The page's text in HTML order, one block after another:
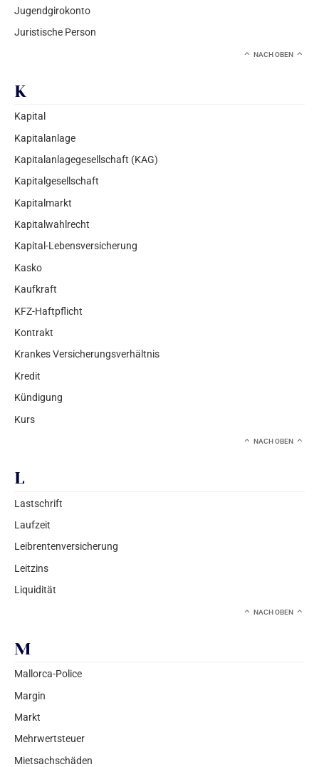
Jugendgirokonto
Juristische Person
NACH OBEN
K
Kapital
Kapitalanlage
Kapitalanlagegesellschaft (KAG)
Kapitalgesellschaft
Kapitalmarkt
Kapitalwahlrecht
Kapital-Lebensversicherung
Kasko
Kaufkraft
KFZ-Haftpflicht
Kontrakt
Krankes Versicherungsverhältnis
Kredit
Kündigung
Kurs
NACH OBEN
L
Lastschrift
Laufzeit
Leibrentenversicherung
Leitzins
Liquidität
NACH OBEN
M
Mallorca-Police
Margin
Markt
Mehrwertsteuer
Mietsachschäden